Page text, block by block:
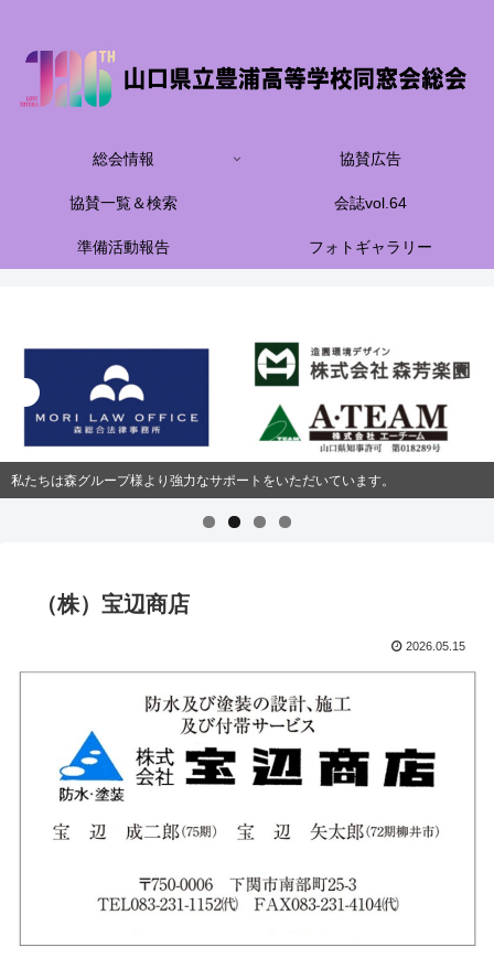
総会情報 協賛広告
協賛一覧＆検索 会誌vol.64
準備活動報告 フォトギャラリー
私たちは森グループ様より強力なサポートをいただいています。
（株）宝辺商店
2026.05.15